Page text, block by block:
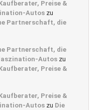
Preise &
Autos zu
Partnerschaft, die
Partnerschaft, die
Autos zu
Preise &
Preise &
Autos zu Die